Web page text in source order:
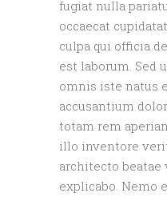
fugiat nulla
occaecat
culpa qui officia
est laborum. Sed
omnis iste natus
accusantium
totam rem
illo inventore
architecto beatae
explicabo. Nemo